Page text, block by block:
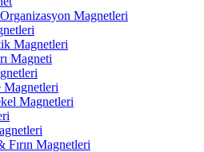
Magnetleri
Magnetleri
Magneti
Magnetleri
Magnetleri
Fırın Magnetleri